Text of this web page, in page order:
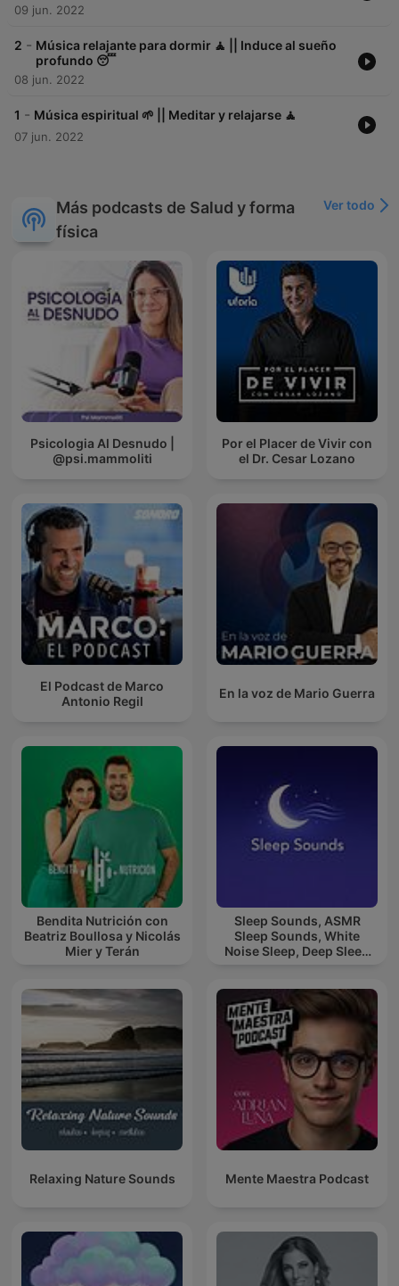
09 jun. 2022
2 - Música relajante para dormir 🧘 || Induce al sueño
profundo 😴
08 jun. 2022
1 - Música espiritual 🌱 || Meditar y relajarse 🧘
07 jun. 2022
Más podcasts de Salud y forma
física
Ver todo
Psicologia Al Desnudo |
@psi.mammoliti
Por el Placer de Vivir con
el Dr. Cesar Lozano
El Podcast de Marco
Antonio Regil
En la voz de Mario Guerra
Bendita Nutrición con
Beatriz Boullosa y Nicolás
Mier y Terán
Sleep Sounds, ASMR
Sleep Sounds, White
Noise Sleep, Deep Sleep
Relaxing Nature Sounds Mente Maestra Podcast